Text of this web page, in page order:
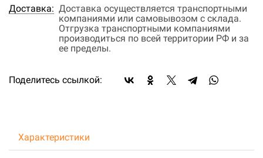
Доставка: Доставка осуществляется транспортными
компаниями или самовывозом с склада.
Отгрузка транспортными компаниями
производиться по всей территории РФ и за
ее пределы.
Поделитесь ссылкой:
Характеристики